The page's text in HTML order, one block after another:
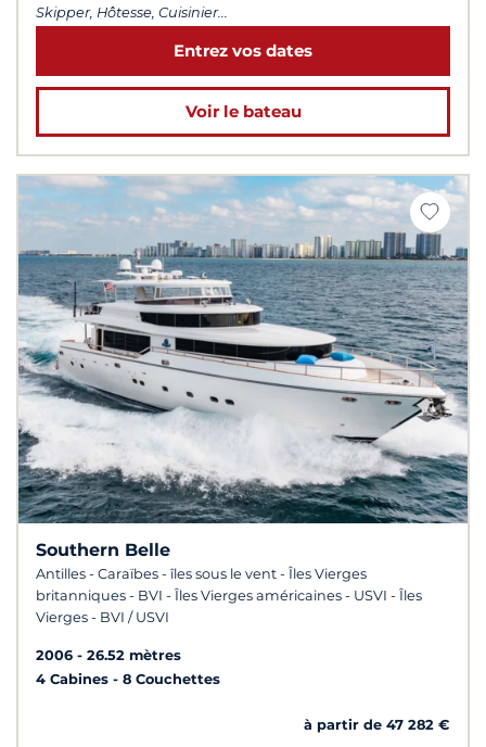
Skipper, Hôtesse, Cuisinier...
Entrez vos dates
Voir le bateau
Southern Belle
Antilles - Caraïbes - îles sous le vent - Îles Vierges
britanniques - BVI - Îles Vierges américaines - USVI - Îles
Vierges - BVI / USVI
2006
26.52 mètres
4 Cabines
8 Couchettes
à partir de 47 282 €